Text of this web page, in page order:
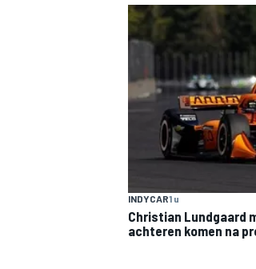
INDYCAR1 u
Christian Lundgaard
achteren komen na